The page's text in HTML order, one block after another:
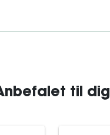
til dig